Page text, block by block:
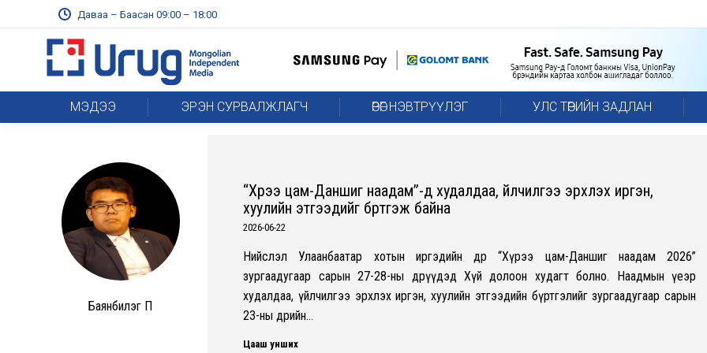
Даваа – Баасан 09:00 – 18:00
МЭДЭЭ ЭРЭН СУРВАЛЖЛАГЧ ӨРӨГ НЭВТРҮҮЛЭГ УЛС ТӨРИЙН ЗАДЛАН
Баянбилэг П
“Хүрээ цам-Даншиг наадам”-д худалдаа, үйлчилгээ эрхлэх иргэн,
хуулийн этгээдийг бүртгэж байна
2026-06-22
Нийслэл Улаанбаатар хотын иргэдийн өдөр “Хүрээ цам-Даншиг наадам 2026”
зургаадугаар сарын 27-28-ны өдрүүдэд Хүй долоон худагт болно. Наадмын үеэр
худалдаа, үйлчилгээ эрхлэх иргэн, хуулийн этгээдийн бүртгэлийг зургаадугаар сарын
23-ны өдрийн…
Цааш унших